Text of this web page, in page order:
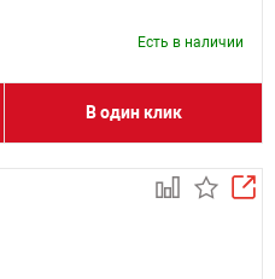
Есть в наличии
В один клик